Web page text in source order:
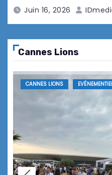
« Les
Soirée
Le Dandy
accords
» In the
nouveau
Juin 16, 2026
Cannes Lions
CANNES LIONS